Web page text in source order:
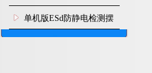
机
单机版ESd防静电检测摆
闸机